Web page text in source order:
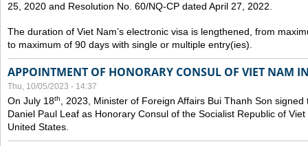
25, 2020 and Resolution No. 60/NQ-CP dated April 27, 2022.
The duration of Viet Nam’s electronic visa is lengthened, from
to maximum of 90 days with single or multiple entry(ies).
APPOINTMENT OF HONORARY CONSUL OF VIET NAM
Thu, 10/05/2023 - 14:37
On July 18th
, 2023, Minister of Foreign Affairs Bui Thanh Son
Daniel Paul Leaf as Honorary Consul of the Socialist Republic of
United States.